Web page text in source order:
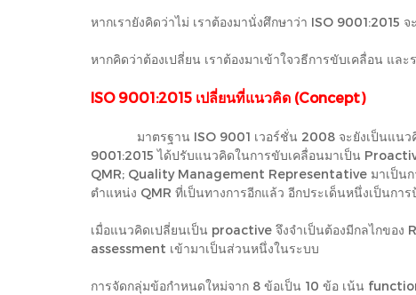
หากเรายังคิดว่าไม่ เราต้องมานั่งศึกษาว่า ISO 9001:2015
หากคิดว่าต้องเปลี่ยน เราต้องมาเข้าใจวธีการขับเคลื่อน แล
ISO 9001:2015 เปลี่ยนที่แนวคิด (Concept)
มาตรฐาน ISO 9001 เวอร์ชั่น 2008 จะยังเป็นแนวคิด
9001:2015 ได้ปรับแนวคิดในการขับเคลื่อนมาเป็น
QMR; Quality Management Representative มาเป็นก
ตำแหน่ง QMR ที่เป็นทางการอีกแล้ว อีกประเด็นหนึ่งเป็นก
เมื่อแนวคิดเปลี่ยนเป็น proactive จึงจำเป็นต้องมีกลไกขอ
assessment เข้ามาเป็นส่วนหนึ่งในระบบ
การจัดกลุ่มข้อกำหนดใหม่จาก 8 ข้อเป็น 10 ข้อ เน้น